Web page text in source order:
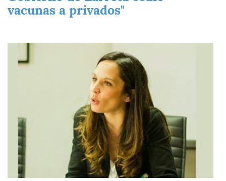
vacunas a privados"